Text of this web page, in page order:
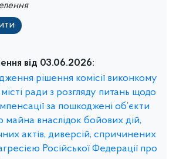
від 03.06.2026:
рішення комісії виконкому
ради з розгляду питань щодо
за пошкоджені об’єкти
майна внаслідок бойових дій,
актів, диверсій, спричинених
Російської Федерації про